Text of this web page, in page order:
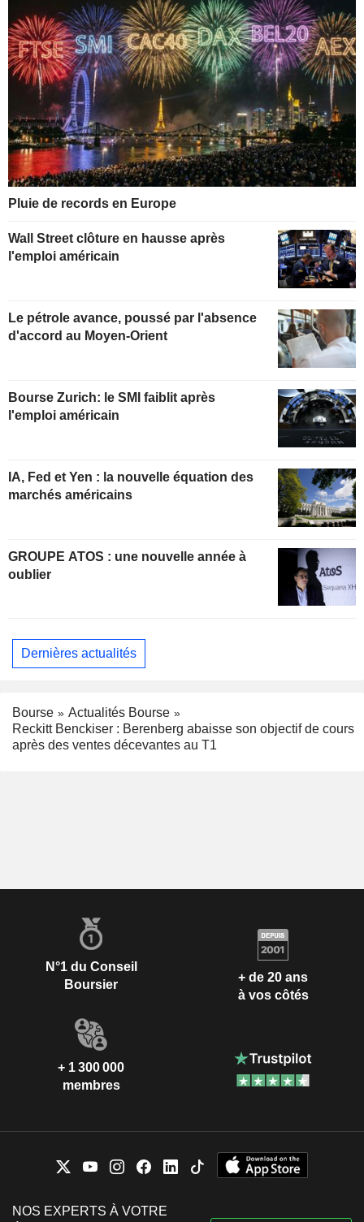
Pluie de records en Europe
Wall Street clôture en hausse après
l'emploi américain
Le pétrole avance, poussé par l'absence
d'accord au Moyen-Orient
Bourse Zurich: le SMI faiblit après
l'emploi américain
IA, Fed et Yen : la nouvelle équation des
marchés américains
GROUPE ATOS : une nouvelle année à
oublier
Dernières actualités
Bourse
Actualités Bourse
Reckitt Benckiser : Berenberg abaisse son objectif de cours
après des ventes décevantes au T1
N°1 du Conseil
Boursier
+ de 20 ans
à vos côtés
+ 1 300 000
membres
NOS EXPERTS À VOTRE